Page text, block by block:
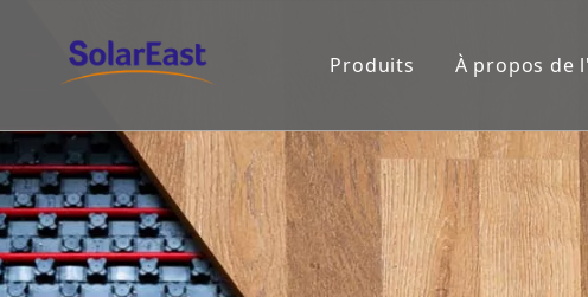
Produits À propos de